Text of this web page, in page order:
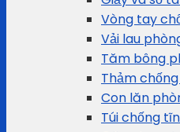
Vòng tay
Vải lau
Tăm bông
Thảm
Con lăn
Túi chống